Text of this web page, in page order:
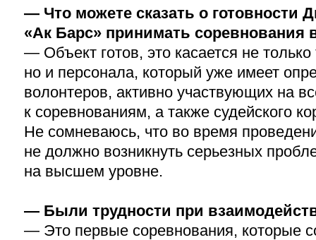
— Что можете сказать о готовности
«Ак Барс» принимать соревнования
— Объект готов, это касается не только
но и персонала, который уже имеет
волонтеров, активно участвующих на
к соревнованиям, а также судейского
Не сомневаюсь, что во время
не должно возникнуть серьезных
на высшем уровне.
— Были трудности при
— Это первые соревнования, которые